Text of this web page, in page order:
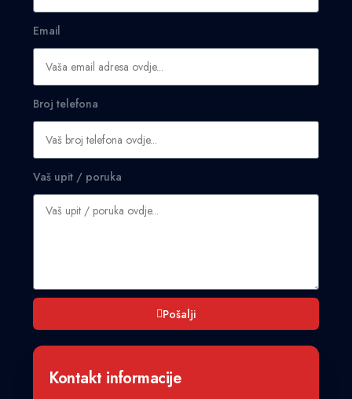
Email
Broj telefona
Vaš upit / poruka
Pošalji
Kontakt informacije